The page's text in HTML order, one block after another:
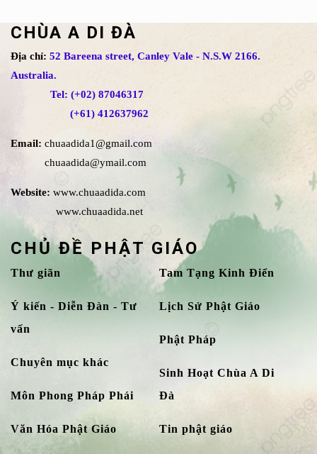
CHÙA A DI ĐÀ
Địa chỉ: 52 Bareena street, Canley Vale - N.S.W 2166.
Australia.
Tel: (+02) 87046317
(+61) 412637962
Email: chuaadida1@gmail.com
chuaadida@ymail.com
Website: www.chuaadida.com
www.chuaadida.net
CHỦ ĐỀ PHẬT GIÁO
Thư giãn
Ý kiến - Diễn Đàn - Tư
vấn
Chuyên mục khác
Môn Phong Pháp Phái
Văn Hóa Phật Giáo
Tam Tạng Kinh Điển
Lịch Sử Phật Giáo
Phật Pháp
Sinh Hoạt Chùa A Di
Đà
Tin phật giáo